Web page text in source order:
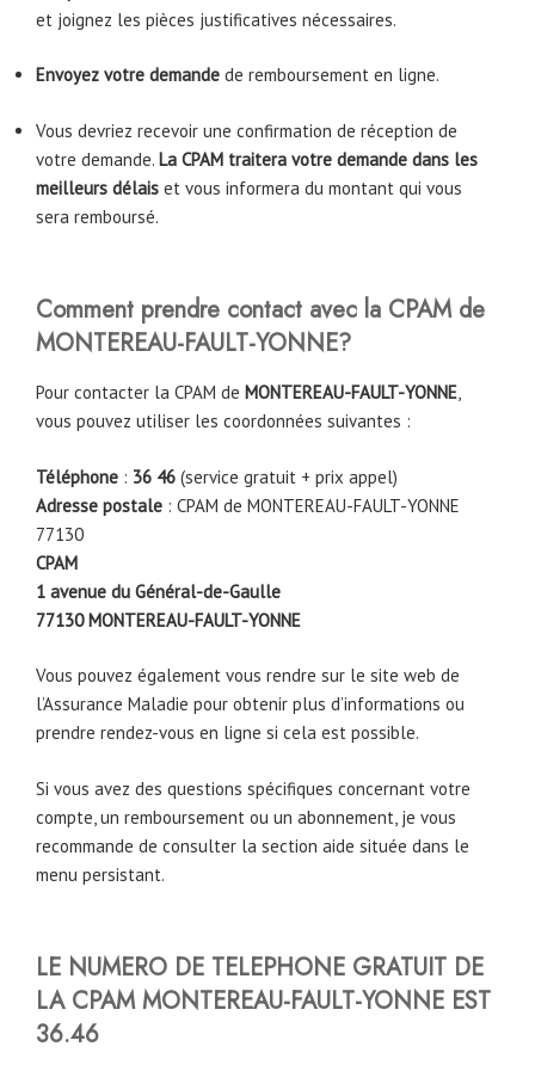
et joignez les pièces justificatives nécessaires.
Envoyez votre demande de remboursement en ligne.
Vous devriez recevoir une confirmation de réception de
votre demande. La CPAM traitera votre demande dans les
meilleurs délais et vous informera du montant qui vous
sera remboursé.
Comment prendre contact avec la CPAM de
MONTEREAU-FAULT-YONNE?
Pour contacter la CPAM de MONTEREAU-FAULT-YONNE,
vous pouvez utiliser les coordonnées suivantes :
Téléphone : 36 46 (service gratuit + prix appel)
Adresse postale : CPAM de MONTEREAU-FAULT-YONNE
77130
CPAM
1 avenue du Général-de-Gaulle
77130MONTEREAU-FAULT-YONNE
Vous pouvez également vous rendre sur le site web de
l’Assurance Maladie pour obtenir plus d’informations ou
prendre rendez-vous en ligne si cela est possible.
Si vous avez des questions spécifiques concernant votre
compte, un remboursement ou un abonnement, je vous
recommande de consulter la section aide située dans le
menu persistant.
LE NUMERO DE TELEPHONE GRATUIT DE
LA CPAMMONTEREAU-FAULT-YONNE EST
36.46